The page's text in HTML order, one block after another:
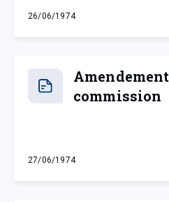
26/06/1974
mercredi 26 juin 1974
commission
27/06/1974
jeudi 27 juin 1974